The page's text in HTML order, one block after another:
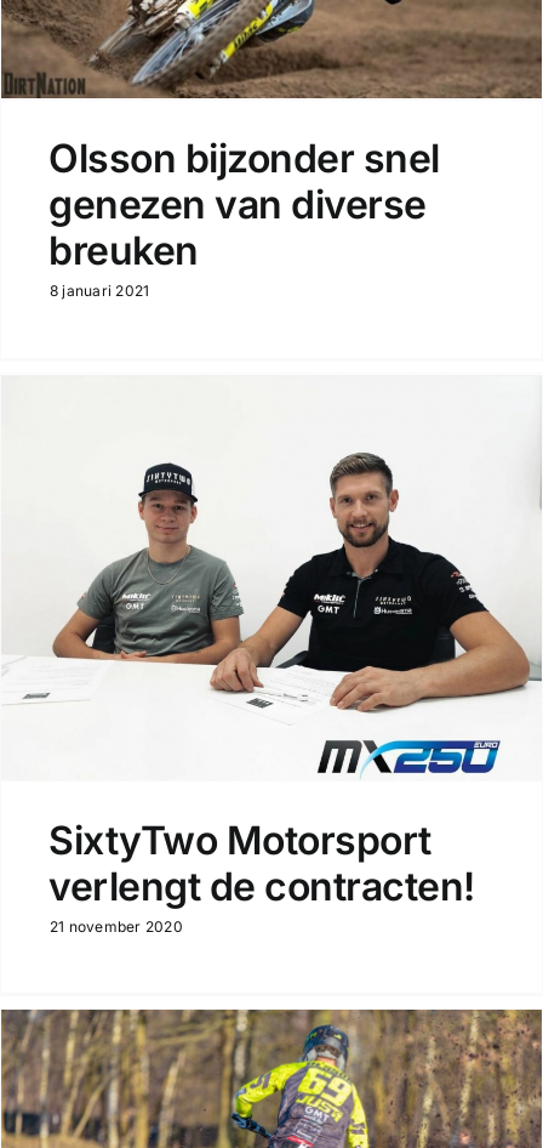
Olsson bijzonder snel
genezen van diverse
breuken
8 januari 2021
SixtyTwo Motorsport
verlengt de contracten!
21 november 2020